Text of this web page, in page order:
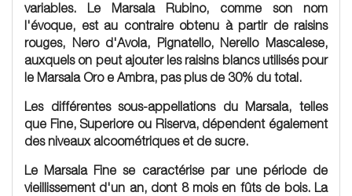
variables. Le Marsala
Rubino, comme son nom
l'évoque, est au contraire obtenu à partir de raisins
rouges, Nero d'Avola, Pignatello, Nerello Mascalese,
auxquels on peut ajouter les raisins blancs utilisés pour
le Marsala Oro e Ambra, pas plus de 30% du total.
Les différentessous-appellationsdu Marsala, telles
que Fine, Superiore ou Riserva, dépendent également
des niveaux alcoométriques et de sucre.
Le Marsala Fine se caractérise par une période de
vieillissement d'un an, dont 8 mois en fûts de bois. La